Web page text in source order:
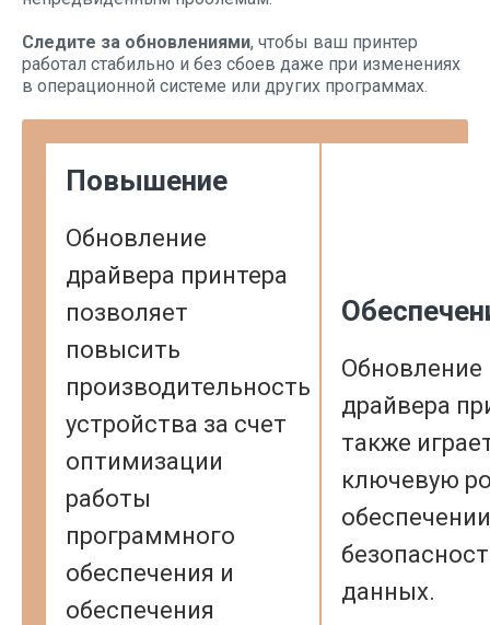
Следите за обновлениями, чтобы ваш принтер
работал стабильно и без сбоев даже при изменениях
в операционной системе или других программах.
Повышение
Обновление
драйвера принтера
позволяет
повысить
производительность
устройства за счет
оптимизации
работы
программного
обеспечения и
обеспечения
Обновление
драйвера
также
ключевую
обеспечении
данных.